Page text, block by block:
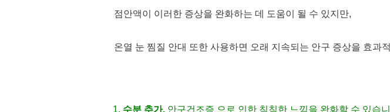
점안액이 이러한 증상을 완화하는 데 도움이 될 수 있지만,
온열 눈 찜질 안대 또한 사용하면 오래 지속되는 안구 증상을 효과
수분 추가. 안구건조증 으로 인한 칙칙한 느낌을 완화할 수 있습